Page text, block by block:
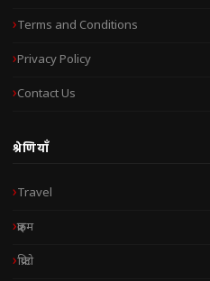
Terms and Conditions
Privacy Policy
Contact Us
श्रेणियाँ
Travel
क्राइम
क्रिप्टो